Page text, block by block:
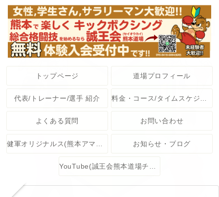
トップページ 道場プロフィール
代表/トレーナー/選手 紹介
よくある質問 お問い合わせ
お知らせ・ブログ
YouTube(誠王会熊本道場チャンネル)